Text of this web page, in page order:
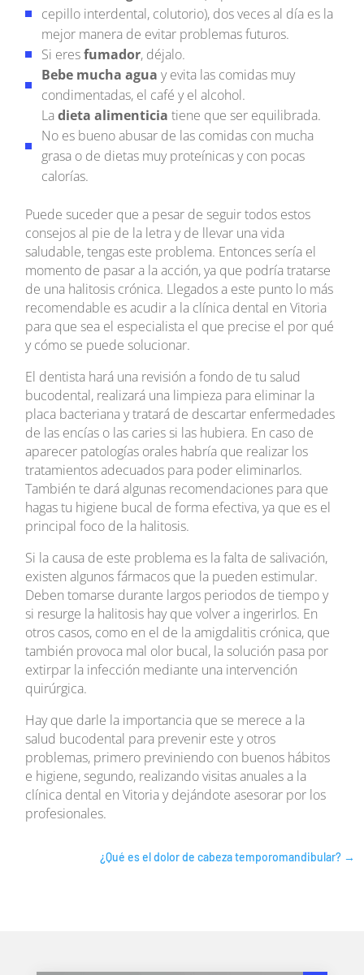
cepillo interdental, colutorio), dos veces al día es la
mejor manera de evitar problemas futuros.
Si eresfumador, déjalo.
Bebe mucha agua y evita las comidas muy
condimentadas, el café y el alcohol.
Ladieta alimenticia tiene que ser equilibrada.
No es bueno abusar de las comidas con mucha
grasa o de dietas muy proteínicas y con pocas
calorías.
Puede suceder que a pesar de seguir todos estos
consejos al pie de la letra y de llevar una vida
saludable, tengas este problema. Entonces sería el
momento de pasar a la acción, ya que podría tratarse
de una halitosis crónica. Llegados a este punto lo más
recomendable es acudir a la clínica dental en Vitoria
para que sea el especialista el que precise el por qué
y cómo se puede solucionar.
El dentista hará una revisión a fondo de tu salud
bucodental, realizará una limpieza para eliminar la
placa bacteriana y tratará de descartar enfermedades
de las encías o las caries si las hubiera. En caso de
aparecer patologías orales habría que realizar los
tratamientos adecuados para poder eliminarlos.
También te dará algunas recomendaciones para que
hagas tu higiene bucal de forma efectiva, ya que es el
principal foco de la halitosis.
Si la causa de este problema es la falta de salivación,
existen algunos fármacos que la pueden estimular.
Deben tomarse durante largos periodos de tiempo y
si resurge la halitosis hay que volver a ingerirlos. En
otros casos, como en el de la amigdalitis crónica, que
también provoca mal olor bucal, la solución pasa por
extirpar la infección mediante una intervención
quirúrgica.
Hay que darle la importancia que se merece a la
salud bucodental para prevenir este y otros
problemas, primero previniendo con buenos hábitos
e higiene, segundo, realizando visitas anuales a la
clínica dental en Vitoria y dejándote asesorar por los
profesionales.
¿Qué es el dolor de cabeza temporomandibular?→